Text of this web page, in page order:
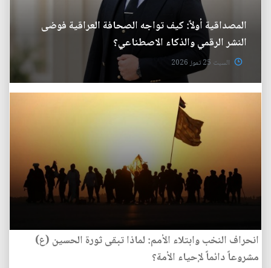
المصداقية أولاً: كيف تواجه الصحافة العراقية فوضى
النشر الرقمي والذكاء الاصطناعي؟
السبت 25 تموز 2026
انحراف النخب وابتلاء الأمم: لماذا تبقى ثورة الحسين (ع)
مشروعاً دائماً لإحياء الأمة؟